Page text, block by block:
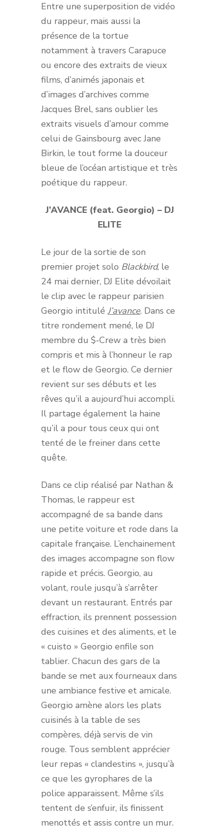
Entre une superposition de vidéo
du rappeur, mais aussi la
présence de la tortue
notamment à travers Carapuce
ou encore des extraits de vieux
films, d’animés japonais et
d’images d’archives comme
Jacques Brel, sans oublier les
extraits visuels d’amour comme
celui de Gainsbourg avec Jane
Birkin, le tout forme la douceur
bleue de l’océan artistique et très
poétique du rappeur.
J’AVANCE (feat. Georgio) – DJ
ELITE
Le jour de la sortie de son
premier projet solo Blackbird, le
24 mai dernier, DJ Elite dévoilait
le clip avec le rappeur parisien
Georgio intitulé J’avance. Dans ce
titre rondement mené, le DJ
membre du $-Crew a très bien
compris et mis à l’honneur le rap
et le flow de Georgio. Ce dernier
revient sur ses débuts et les
rêves qu’il a aujourd’hui accompli.
Il partage également la haine
qu’il a pour tous ceux qui ont
tenté de le freiner dans cette
quête.
Dans ce clip réalisé par Nathan &
Thomas, le rappeur est
accompagné de sa bande dans
une petite voiture et rode dans la
capitale française. L’enchainement
des images accompagne son flow
rapide et précis. Georgio, au
volant, roule jusqu’à s’arrêter
devant un restaurant. Entrés par
effraction, ils prennent possession
des cuisines et des aliments, et le
« cuisto » Georgio enfile son
tablier. Chacun des gars de la
bande se met aux fourneaux dans
une ambiance festive et amicale.
Georgio amène alors les plats
cuisinés à la table de ses
compères, déjà servis de vin
rouge. Tous semblent apprécier
leur repas « clandestins », jusqu’à
ce que les gyrophares de la
police apparaissent. Même s’ils
tentent de s’enfuir, ils finissent
menottés et assis contre un mur.